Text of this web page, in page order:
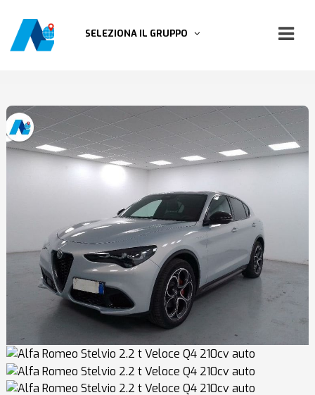
SELEZIONA IL GRUPPO